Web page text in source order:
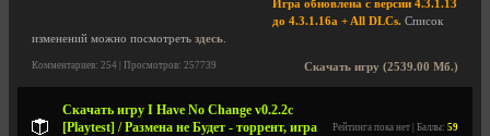
Игра обновлена с версии 4.3.1.13
до 4.3.1.16a + All DLCs. Список
изменений можно посмотреть здесь
Скачать игру (2539.00 Мб.)
Комментариев: 254 | Просмотров: 257739
Скачать игру I Have No Change v0.2.2c
[Playtest] / Размена не Будет - торрент, игра
Рейтинга пока нет | Баллы: 59